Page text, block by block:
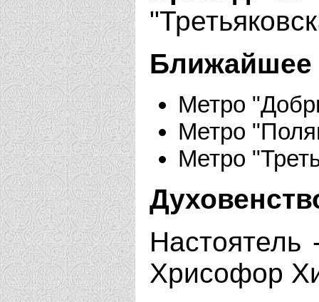
Ближайшее
Метро
Метро
Метро
Настоятель
Хрисофор